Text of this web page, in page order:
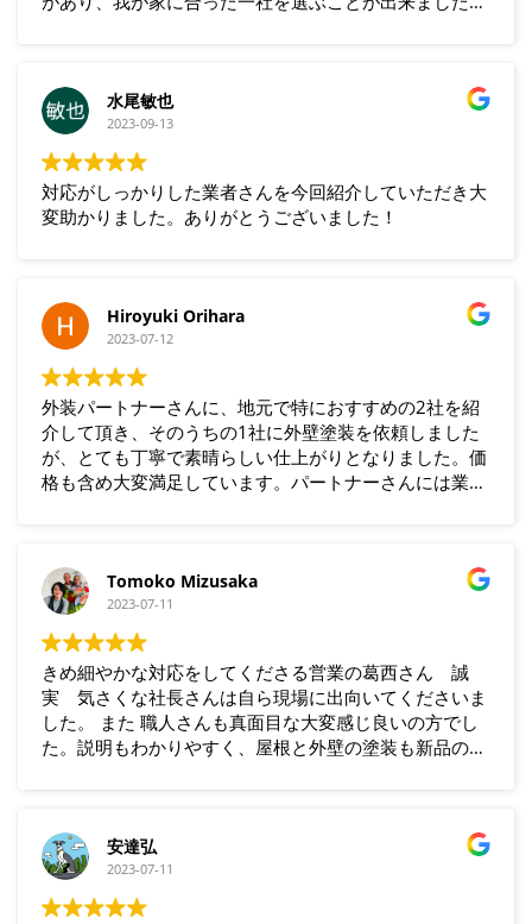
水尾敏也
2023-09-13
対応がしっかりした業者さんを今回紹介していただき大
変助かりました。ありがとうございました！
Hiroyuki Orihara
2023-07-12
外装パートナーさんに、地元で特におすすめの2社を紹
介して頂き、そのうちの1社に外壁塗装を依頼しました
が、とても丁寧で素晴らしい仕上がりとなりました。価
格も含め大変満足しています。パートナーさんには業者
Tomoko Mizusaka
2023-07-11
きめ細やかな対応をしてくださる営業の葛西さん 誠
実 気さくな社長さんは自ら現場に出向いてくださいま
した。 また 職人さんも真面目な大変感じ良いの方でし
た。説明もわかりやすく、屋根と外壁の塗装も新品のよ
ました。安達弘
2023-07-11